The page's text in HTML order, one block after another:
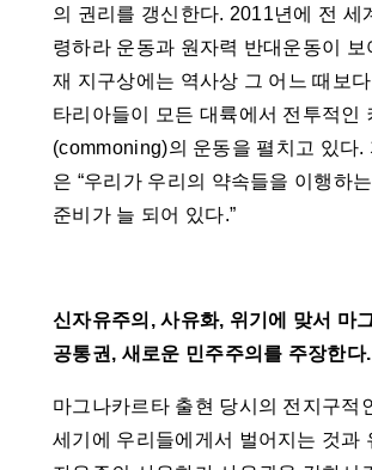
의 권리를 갱신한다. 2011년에 전 세
령하라 운동과 원자력 반대운동이 보
재 지구상에는 역사상 그 어느 때보다
타리아들이 모든 대륙에서 전투적인
(commoning)의 운동을 펼치고 있다.
은 “우리가 우리의 약속들을 이행하
준비가 늘 되어 있다.”
신자유주의, 사유화, 위기에 맞서 마
공통권, 새로운 민주주의를 주장한다.
마그나카르타 출현 당시의 전지구적
세기에 우리들에게서 벌어지는 것과